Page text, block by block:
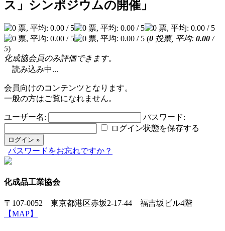
ス」シンポジウムの開催」
(0 投票, 平均: 0.00 /
5)
化成協会員のみ評価できます。
読み込み中...
会員向けのコンテンツとなります。
一般の方はご覧になれません。
ユーザー名:
パスワード:
ログイン状態を保存する
パスワードをお忘れですか？
化成品工業協会
〒107-0052 東京都港区赤坂2-17-44 福吉坂ビル4階
【MAP】